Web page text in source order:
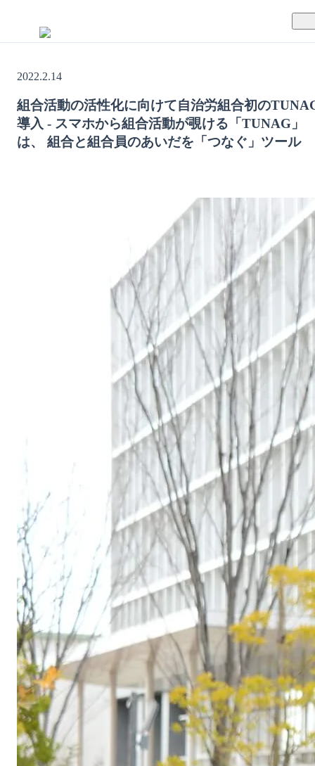
TUNAGの特徴
サポート体制
料金案内
導入事例
資料ダウンロード
を見る
2022.2.14
組合活動の活性化に向けて自治労組合初の
導入 - スマホから組合活動が覗ける「TUNAG」
は、 組合と組合員のあいだを「つなぐ」ツール